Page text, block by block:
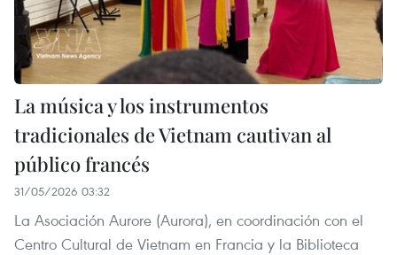
La música y los instrumentos
tradicionales de Vietnam cautivan al
público francés
31/05/2026 03:32
La Asociación Aurore (Aurora), en coordinación con el
Centro Cultural de Vietnam en Francia y la Biblioteca